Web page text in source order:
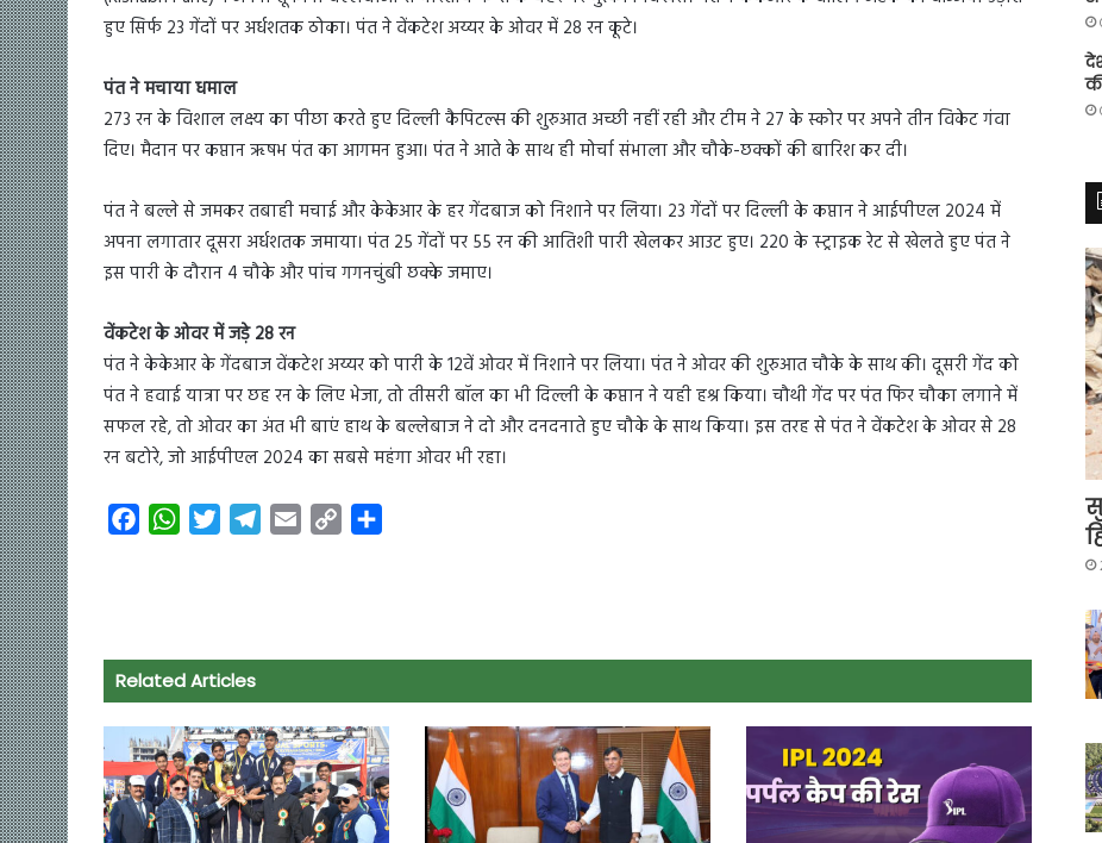
हुए सिर्फ 23 गेंदों पर अर्धशतक ठोका। पंत ने वेंकटेश अय्यर के ओवर में 28 रन कूटे।
पंत ने मचाया धमाल
273 रन के विशाल लक्ष्य का पीछा करते हुए दिल्ली कैपिटल्स की शुरुआत अच्छी नहीं रही और टीम ने 27 के स्कोर पर अपने तीन विकेट गंवा
दिए। मैदान पर कप्तान ऋषभ पंत का आगमन हुआ। पंत ने आते के साथ ही मोर्चा संभाला और चौके-छक्कों की बारिश कर दी।
पंत ने बल्ले से जमकर तबाही मचाई और केकेआर के हर गेंदबाज को निशाने पर लिया। 23 गेंदों पर दिल्ली के कप्तान ने आईपीएल 2024 में
अपना लगातार दूसरा अर्धशतक जमाया। पंत 25 गेंदों पर 55 रन की आतिशी पारी खेलकर आउट हुए। 220 के स्ट्राइक रेट से खेलते हुए पंत ने
इस पारी के दौरान 4 चौके और पांच गगनचुंबी छक्के जमाए।
वेंकटेश के ओवर में जड़े 28 रन
पंत ने केकेआर के गेंदबाज वेंकटेश अय्यर को पारी के 12वें ओवर में निशाने पर लिया। पंत ने ओवर की शुरुआत चौके के साथ की। दूसरी गेंद को
पंत ने हवाई यात्रा पर छह रन के लिए भेजा, तो तीसरी बॉल का भी दिल्ली के कप्तान ने यही हश्र किया। चौथी गेंद पर पंत फिर चौका लगाने में
सफल रहे, तो ओवर का अंत भी बाएं हाथ के बल्लेबाज ने दो और दनदनाते हुए चौके के साथ किया। इस तरह से पंत ने वेंकटेश के ओवर से 28
रन बटोरे, जो आईपीएल 2024 का सबसे महंगा ओवर भी रहा।
o
o
k
W
A
p
p
e
r
a
m
n
k
Related Articles